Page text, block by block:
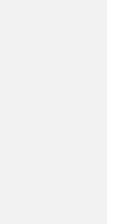
clôtures,
des murs.
naturel !
fabriqués
(matière
une
aussi
ce
caractère
jardin. ✅